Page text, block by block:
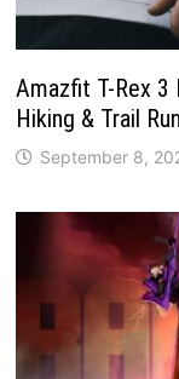
Amazfit T-Rex 3
Hiking & Trail Run
September 8,